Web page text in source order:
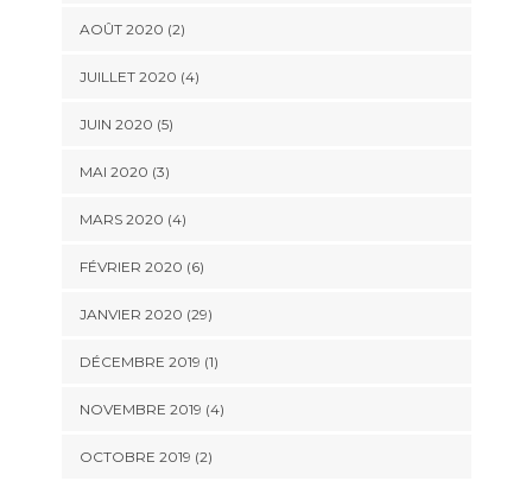
AOÛT 2020 (2)
JUILLET 2020 (4)
JUIN 2020 (5)
MAI 2020 (3)
MARS 2020 (4)
FÉVRIER 2020 (6)
JANVIER 2020 (29)
DÉCEMBRE 2019 (1)
NOVEMBRE 2019 (4)
OCTOBRE 2019 (2)